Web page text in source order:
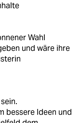
Wahl
und wäre ihre
bessere Ideen und